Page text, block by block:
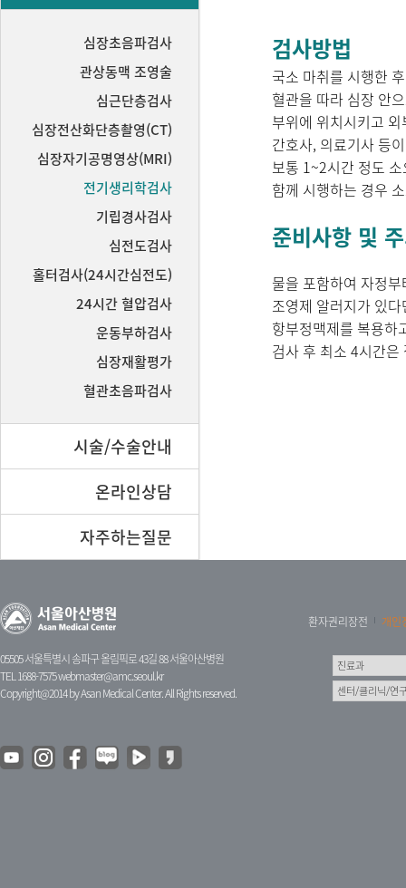
심장초음파검사
관상동맥 조영술
심근단층검사
심장전산화단층촬영(CT)
심장자기공명영상(MRI)
전기생리학검사
기립경사검사
심전도검사
홀터검사(24시간심전도)
24시간 혈압검사
운동부하검사
심장재활평가
혈관초음파검사
시술/수술안내
온라인상담
자주하는질문
검사방법
국소 마취를 시행한
혈관을 따라 심장 안
부위에 위치시키고
간호사, 의료기사 등
보통 1~2시간 정도
함께 시행하는 경우
준비사항 및
물을 포함하여 자정
조영제 알러지가 있
항부정맥제를 복용하
검사 후 최소 4시간
05505 서울특별시 송파구 올림픽로 43길 88 서울아산병원
TEL 1688-7575webmaster@amc.seoul.kr
Copyright@2014 by Asan Medical Center. All Rights reserved.
환자권리장전 개인